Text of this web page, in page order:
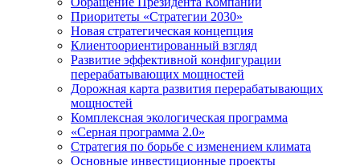
Приоритеты «Стратегии 2030»
Новая стратегическая концепция
Клиентоориентированный взгляд
Развитие эффективной конфигурации
перерабатывающих мощностей
Дорожная карта развития перерабатывающих
мощностей
Комплексная экологическая программа
«Серная программа 2.0»
Стратегия по борьбе с изменением климата
Основные инвестиционные проекты